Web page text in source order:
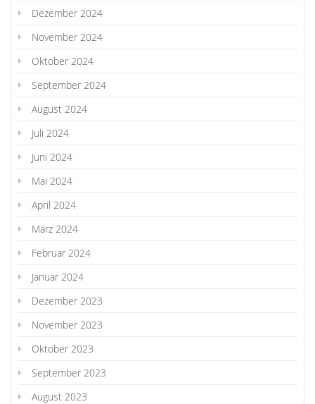
Dezember 2024
November 2024
Oktober 2024
September 2024
August 2024
Juli 2024
Juni 2024
Mai 2024
April 2024
März 2024
Februar 2024
Januar 2024
Dezember 2023
November 2023
Oktober 2023
September 2023
August 2023